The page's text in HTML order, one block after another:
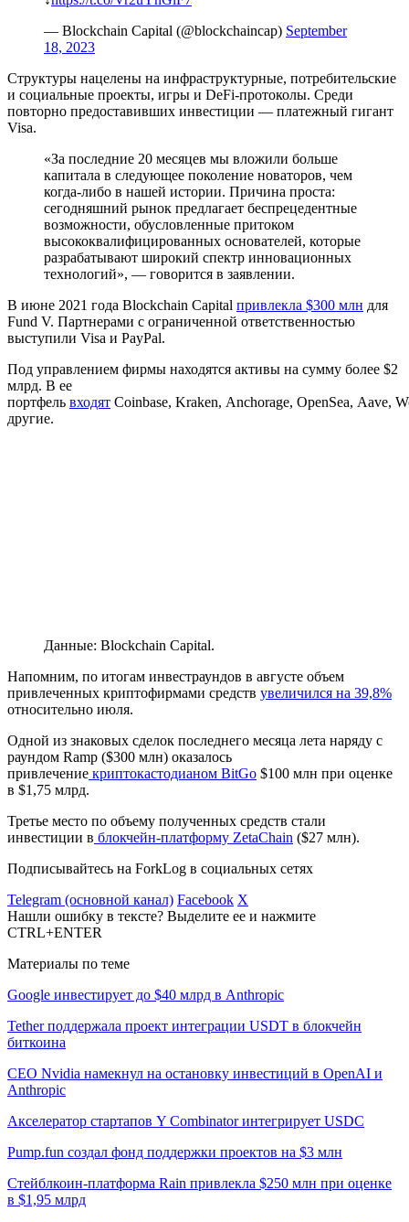
— Blockchain Capital (@blockchaincap) September
18, 2023
Cтруктуры нацелены на инфраструктурные, потребительские
и социальные проекты, игры и DeFi-протоколы. Среди
повторно предоставивших инвестиции — платежный гигант
Visa.
«За последние 20 месяцев мы вложили больше
капитала в следующее поколение новаторов, чем
когда-либо в нашей истории. Причина проста:
сегодняшний рынок предлагает беспрецедентные
возможности, обусловленные притоком
высококвалифицированных основателей, которые
разрабатывают широкий спектр инновационных
технологий», — говорится в заявлении.
В июне 2021 года Blockchain Capital привлекла $300 млн для
Fund V. Партнерами с ограниченной ответственностью
выступили Visa и PayPal.
Под управлением фирмы находятся активы на сумму более $2
млрд. В ее
портфель входят Coinbase, Kraken, Anchorage, OpenSea, Aave,
другие.
Данные: Blockchain Capital.
Напомним, по итогам инвестраундов в августе объем
привлеченных криптофирмами средств увеличился на 39,8%
относительно июля.
Одной из знаковых сделок последнего месяца лета наряду с
раундом Ramp ($300 млн) оказалось
привлечение криптокастодианом BitGo $100 млн при оценке
в $1,75 млрд.
Третье место по объему полученных средств стали
инвестиции в блокчейн-платформу ZetaChain ($27 млн).
Подписывайтесь на ForkLog в социальных сетях
Telegram (основной канал) Facebook X
Нашли ошибку в тексте? Выделите ее и нажмите
CTRL+ENTER
Материалы по теме
Google инвестирует до $40 млрд в Anthropic
Tether поддержала проект интеграции USDT в блокчейн
биткоина
CEO Nvidia намекнул на остановку инвестиций в OpenAI и
Anthropic
Акселератор стартапов Y Combinator интегрирует USDC
Pump.fun создал фонд поддержки проектов на $3 млн
Стейблкоин-платформа Rain привлекла $250 млн при оценке
в $1,95 млрд